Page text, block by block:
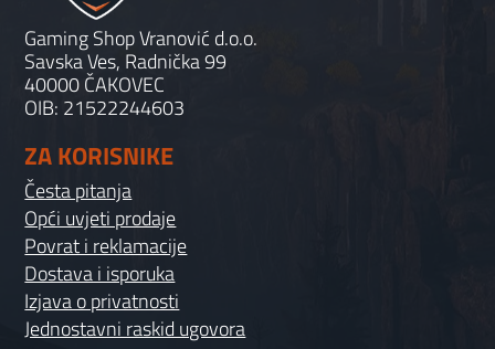
Gaming Shop Vranović d.o.o.
Savska Ves, Radnička 99
40000 ČAKOVEC
OIB: 21522244603
ZA KORISNIKE
Česta pitanja
Opći uvjeti prodaje
Povrat i reklamacije
Dostava i isporuka
Izjava o privatnosti
Jednostavni raskid ugovora